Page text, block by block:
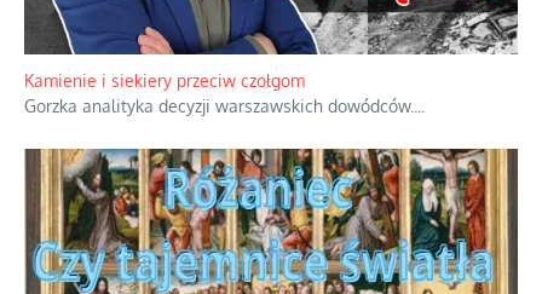
Familijny spór o biskupie sakry
Rodzinna polemika wokół sakr w Écône.